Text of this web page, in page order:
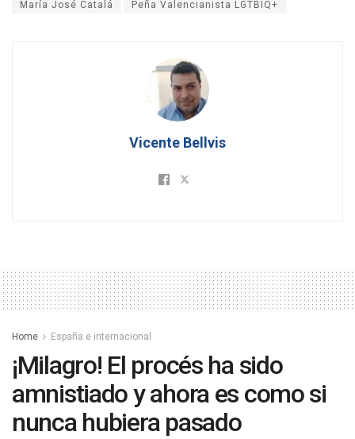
María José Catalá Peña Valencianista LGTBIQ+
Vicente Bellvis
Home España e internacional
¡Milagro! El procés ha sido
amnistiado y ahora es como si
nunca hubiera pasado